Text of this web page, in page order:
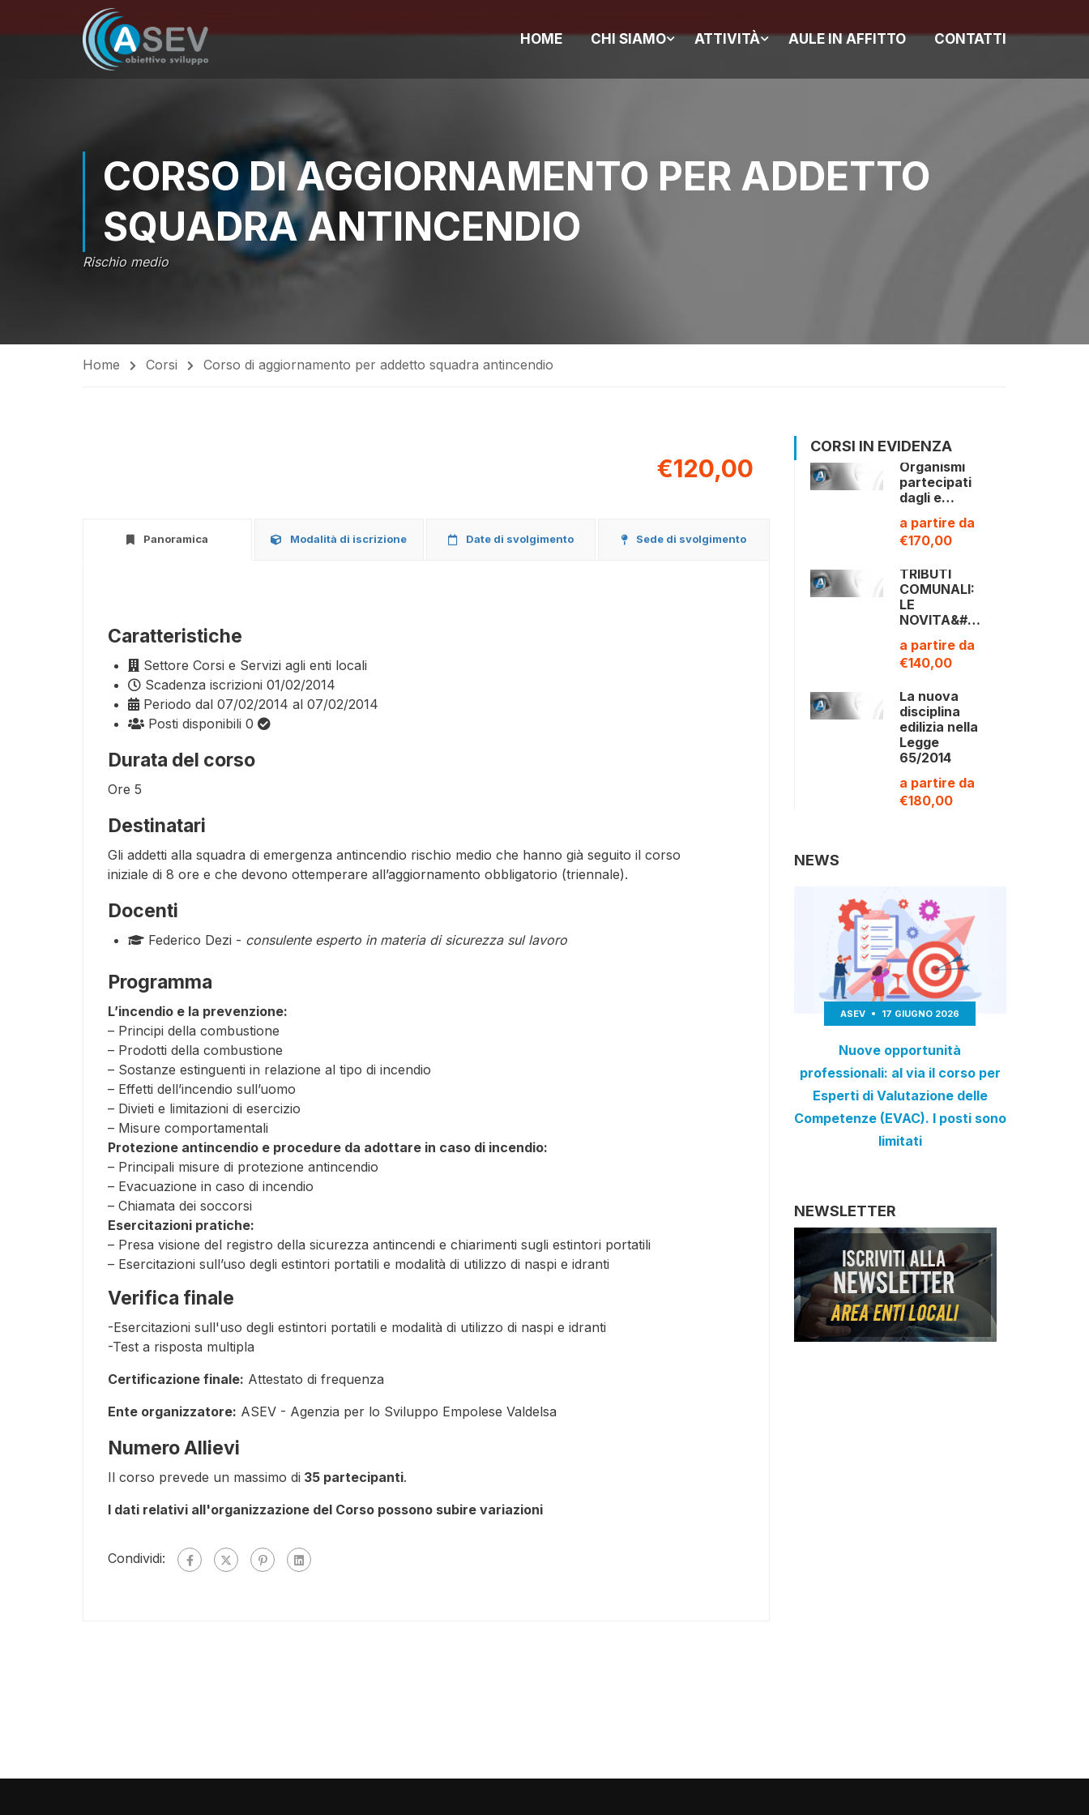
HOME CHI SIAMO ATTIVITÀ AULE IN AFFITTO CONTATTI
CORSO DI AGGIORNAMENTO PER ADDETTO
SQUADRA ANTINCENDIO
Rischio medio
Home Corsi Corso di aggiornamento per addetto squadra antincendio
€120,00
Panoramica Modalità di iscrizione Date di svolgimento Sede di svolgimento
Caratteristiche
Settore Corsi e Servizi agli enti locali
Scadenza iscrizioni 01/02/2014
Periodo dal 07/02/2014 al 07/02/2014
Posti disponibili 0
Durata del corso
Ore 5
Destinatari
Gli addetti alla squadra di emergenza antincendio rischio medio che hanno già seguito il corso
iniziale di 8 ore e che devono ottemperare all’aggiornamento obbligatorio (triennale).
Docenti
Federico Dezi - consulente esperto in materia di sicurezza sul lavoro
Programma
L’incendio e la prevenzione:
– Principi della combustione
– Prodotti della combustione
– Sostanze estinguenti in relazione al tipo di incendio
– Effetti dell’incendio sull’uomo
– Divieti e limitazioni di esercizio
– Misure comportamentali
Protezione antincendio e procedure da adottare in caso di incendio:
– Principali misure di protezione antincendio
– Evacuazione in caso di incendio
– Chiamata dei soccorsi
Esercitazioni pratiche:
– Presa visione del registro della sicurezza antincendi e chiarimenti sugli estintori portatili
– Esercitazioni sull’uso degli estintori portatili e modalità di utilizzo di naspi e idranti
Verifica finale
-Esercitazioni sull'uso degli estintori portatili e modalità di utilizzo di naspi e idranti
-Test a risposta multipla
Certificazione finale: Attestato di frequenza
Ente organizzatore: ASEV - Agenzia per lo Sviluppo Empolese Valdelsa
Numero Allievi
Il corso prevede un massimo di 35 partecipanti.
I dati relativi all'organizzazione del Corso possono subire variazioni
Condividi:
CORSI IN EVIDENZA
Organismi
partecipati
dagli e…
a partire da
€170,00
TRIBUTI
COMUNALI:
LE
NOVITA&#…
a partire da
€140,00
La nuova
disciplina
edilizia nella
Legge
65/2014
a partire da
€180,00
NEWS
ASEV 17 GIUGNO 2026
Nuove opportunità
professionali: al via il corso per
Esperti di Valutazione delle
Competenze (EVAC). I posti sono
limitati
NEWSLETTER